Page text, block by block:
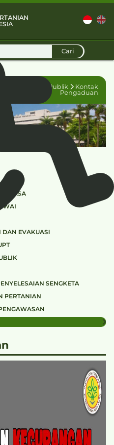
Cari
Informasi Publik
Kontak
Pengaduan
JASA
DAN EVAKUASI
SENGKETA
PERTANIAN